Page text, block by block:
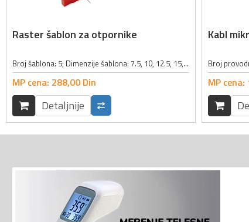
Raster šablon za otpornike
Broj šablona: 5; Dimenzije šablona: 7.5, 10, 12.5, 15, 17.5mm; Boja: crvena;
MP cena: 288,00 Din
Detaljnije
Kabl
MP cena: